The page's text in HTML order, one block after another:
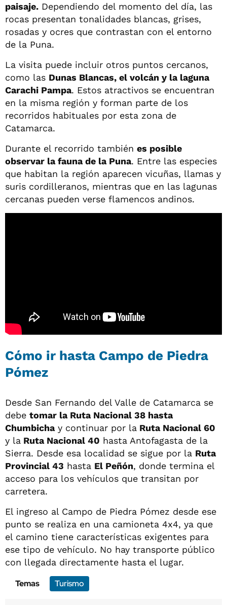
paisaje. Dependiendo del momento del día, las
rocas presentan tonalidades blancas, grises,
rosadas y ocres que contrastan con el entorno
de la Puna.
La visita puede incluir otros puntos cercanos,
como las Dunas Blancas, el volcán y la laguna
Carachi Pampa. Estos atractivos se encuentran
en la misma región y forman parte de los
recorridos habituales por esta zona de
Catamarca.
Durante el recorrido también es posible
observar la fauna de la Puna. Entre las especies
que habitan la región aparecen vicuñas, llamas y
suris cordilleranos, mientras que en las lagunas
cercanas pueden verse flamencos andinos.
Cómo ir hasta Campo de Piedra
Pómez
Desde San Fernando del Valle de Catamarca se
debe tomar la Ruta Nacional 38 hasta
Chumbichay continuar por la Ruta Nacional 60
y la Ruta Nacional 40 hasta Antofagasta de la
Sierra. Desde esa localidad se sigue por la Ruta
Provincial 43 hasta El Peñón, donde termina el
acceso para los vehículos que transitan por
carretera.
El ingreso al Campo de Piedra Pómez desde ese
punto se realiza en una camioneta 4x4, ya que
el camino tiene características exigentes para
ese tipo de vehículo. No hay transporte público
con llegada directamente hasta el lugar.
Temas
Turismo